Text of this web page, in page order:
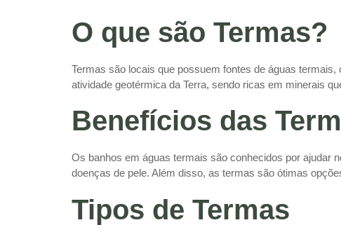
O que são Termas?
Termas são locais que possuem fontes de águas
atividade geotérmica da Terra, sendo ricas em minerais
Benefícios das
Os banhos em águas termais são conhecidos por ajudar
doenças de pele. Além disso, as termas são ótimas
Tipos de Termas